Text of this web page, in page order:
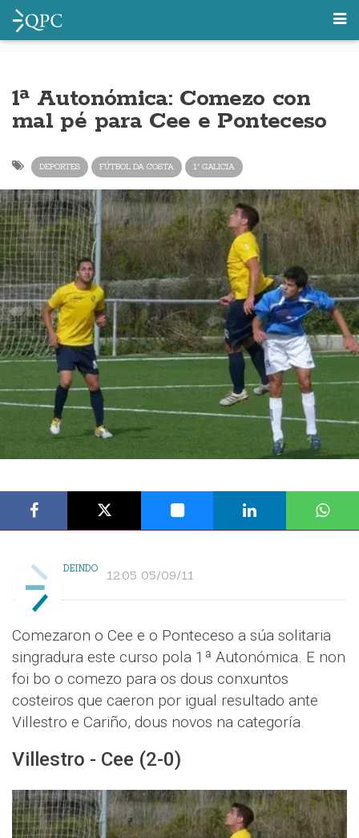
1ª Autonómica: Comezo con
mal pé para Cee e Ponteceso
DEPORTES FÚTBOL DA COSTA 1ª GALICIA
DEINDO 12:05 05/09/11
Comezaron o Cee e o Ponteceso a súa solitaria
singradura este curso pola 1ª Autonómica. E non
foi bo o comezo para os dous conxuntos
costeiros que caeron por igual resultado ante
Villestro e Cariño, dous novos na categoría.
Villestro - Cee (2-0)